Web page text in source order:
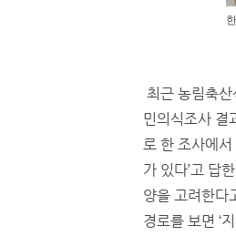
최근 농림축
민의식조사 결
로 한 조사에
가 있다’고 답
양을 고려한다
경로를 보면 ‘